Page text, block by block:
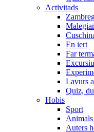
Activitads
Malegiar
En iert
Far
Lavurs
Quiz,
Hobis
Sport
Animals
Auters